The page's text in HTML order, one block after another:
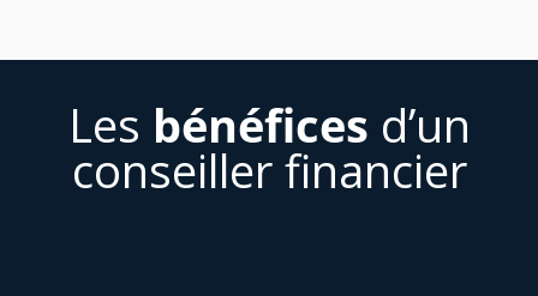
Les bénéfices d’un
conseiller financier